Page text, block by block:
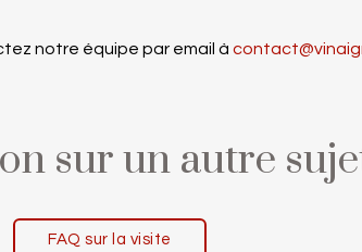
notre équipe par email à
sur un autre
FAQ sur la visite